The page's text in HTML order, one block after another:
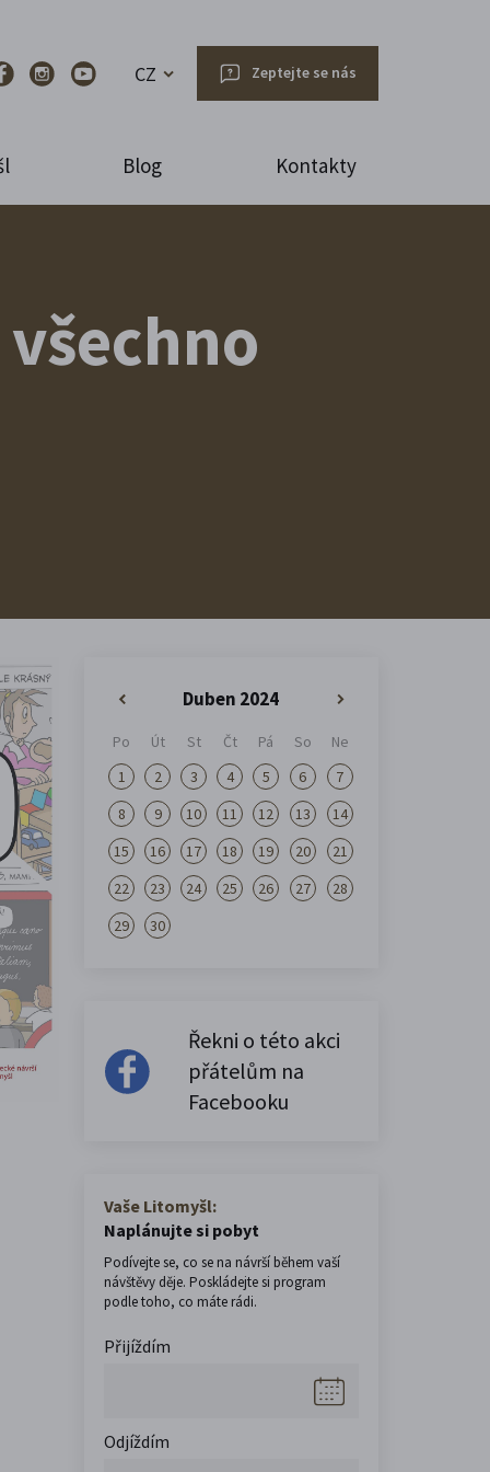
CZ Zeptejte se nás
Blog Kontakty
Duben 2024
Po Út St Čt Pá So
Ne
1
2 3 4 5 6
7
8
9 10 11 12 13
14
15
16 17 18 19 20
21
22
23 24 25 26 27
28
29
30
Řekni o této akci
přátelům na
Facebooku
Vaše Litomyšl:
Naplánujte si pobyt
Podívejte se, co se na návrší během vaší
návštěvy děje. Poskládejte si program
podle toho, co máte rádi.
Přijíždím
Odjíždím